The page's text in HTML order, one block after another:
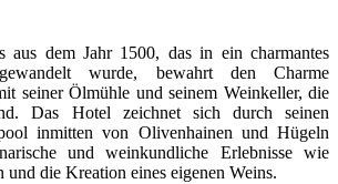
aus dem Jahr 1500, das in ein charmantes
wurde, bewahrt den Charme
seiner Ölmühle und seinem Weinkeller, die
Das Hotel zeichnet sich durch seinen
inmitten von Olivenhainen und Hügeln
und weinkundliche Erlebnisse wie
und die Kreation eines eigenen Weins.